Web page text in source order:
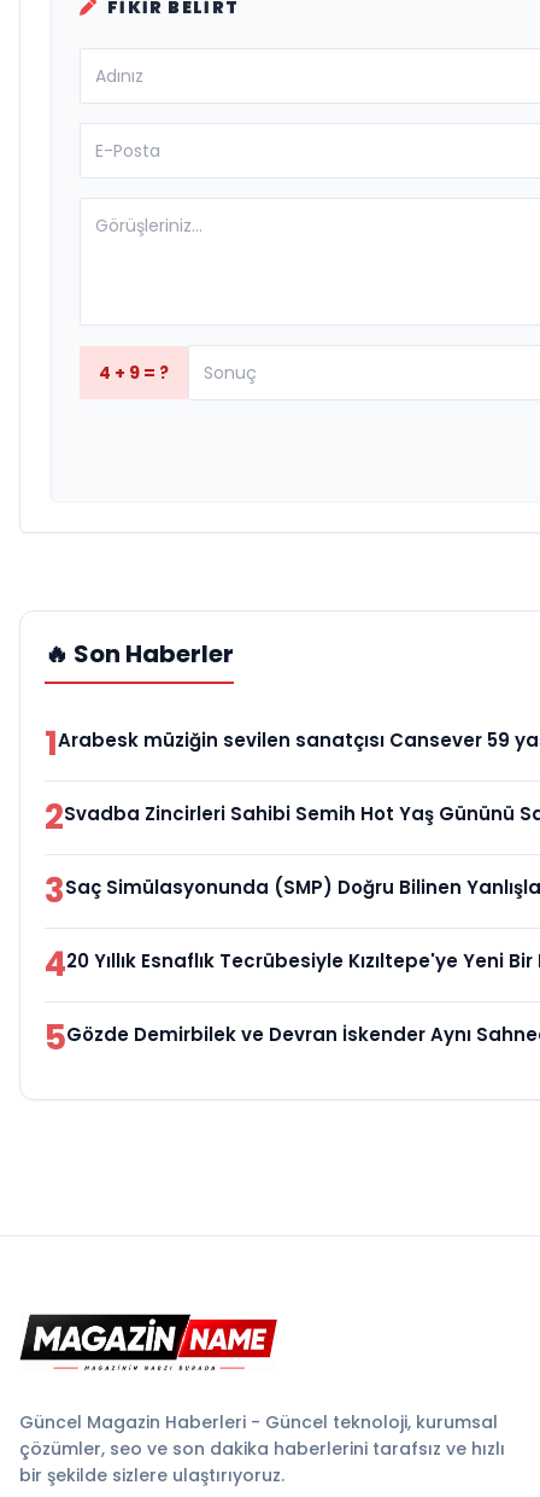
FIKIR BELIRT
4 + 9 = ?
🔥 Son Haberler
1Arabesk müziğin sevilen sanatçısı Cansever 59
2Svadba Zincirleri Sahibi Semih Hot Yaş Gününü
3Saç Simülasyonunda (SMP) Doğru Bilinen
420 Yıllık Esnaflık Tecrübesiyle Kızıltepe'ye Yeni
5Gözde Demirbilek ve Devran İskender Aynı
Güncel Magazin Haberleri - Güncel teknoloji, kurumsal
çözümler, seo ve son dakika haberlerini tarafsız ve hızlı
bir şekilde sizlere ulaştırıyoruz.